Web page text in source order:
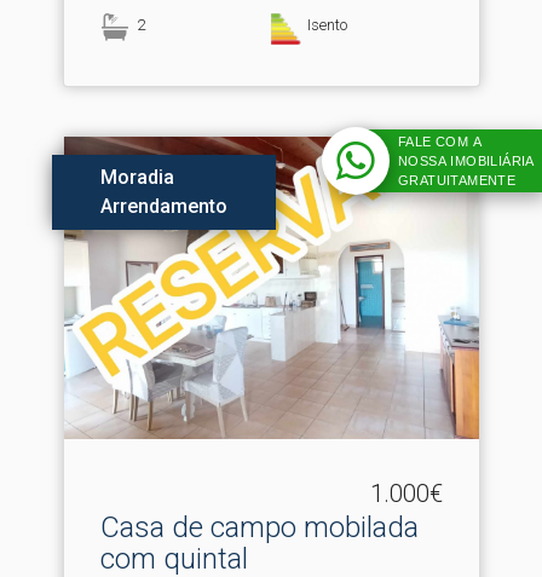
2 Isento
Moradia
Arrendamento
1.000€
Casa de campo mobilada
com quintal
FALE COM A
NOSSA IMOBILIÁRIA
GRATUITAMENTE